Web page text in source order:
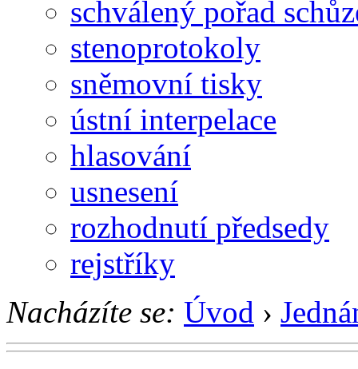
schválený pořad
stenoprotokoly
sněmovní tisky
ústní interpelace
hlasování
usnesení
rozhodnutí předsedy
rejstříky
Nacházíte se: Úvod ›